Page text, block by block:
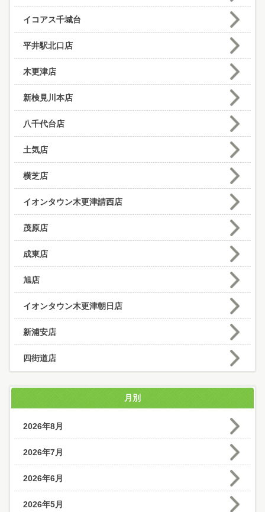
イコアス千城台
平井駅北口店
木更津店
新検見川本店
八千代台店
土気店
横芝店
イオンタウン木更津請西店
茂原店
成東店
旭店
イオンタウン木更津朝日店
新浦安店
四街道店
月別
2026年8月
2026年7月
2026年6月
2026年5月